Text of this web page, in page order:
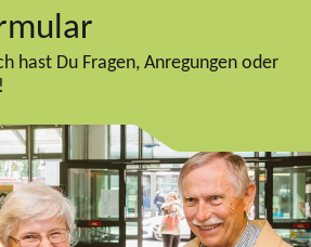
hast Du Fragen, Anregungen oder